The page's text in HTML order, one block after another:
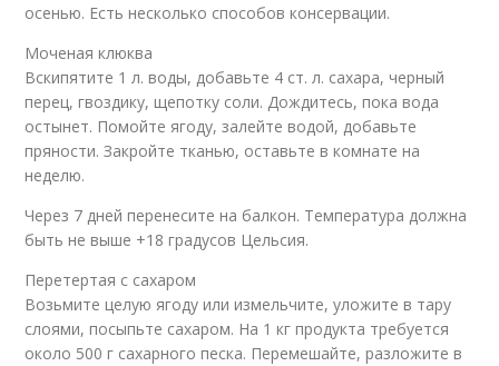
осенью. Есть несколько способов консервации.
Моченая клюква
Вскипятите 1 л. воды, добавьте 4 ст. л. сахара, черный
перец, гвоздику, щепотку соли. Дождитесь, пока вода
остынет. Помойте ягоду, залейте водой, добавьте
пряности. Закройте тканью, оставьте в комнате на
неделю.
Через 7 дней перенесите на балкон. Температура должна
быть не выше +18 градусов Цельсия.
Перетертая с сахаром
Возьмите целую ягоду или измельчите, уложите в тару
слоями, посыпьте сахаром. На 1 кг продукта требуется
около 500 г сахарного песка. Перемешайте, разложите в